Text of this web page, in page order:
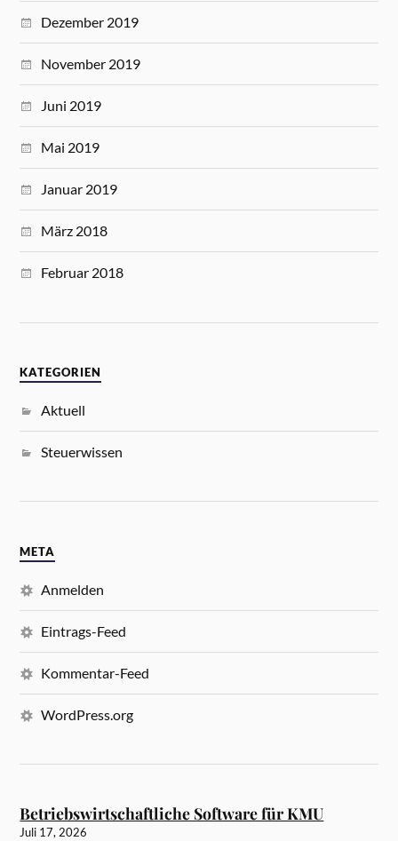
Dezember 2019
November 2019
Juni 2019
Mai 2019
Januar 2019
März 2018
Februar 2018
KATEGORIEN
Aktuell
Steuerwissen
META
Anmelden
Eintrags-Feed
Kommentar-Feed
WordPress.org
Betriebswirtschaftliche Software für KMU
Juli 17, 2026